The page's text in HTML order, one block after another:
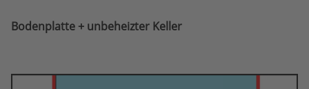
Bodenplatte + unbeheizter Keller